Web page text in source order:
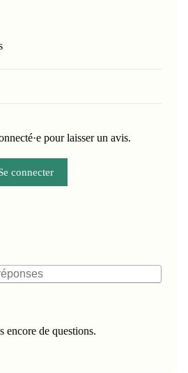
pour laisser un avis.
connecter
encore de questions.